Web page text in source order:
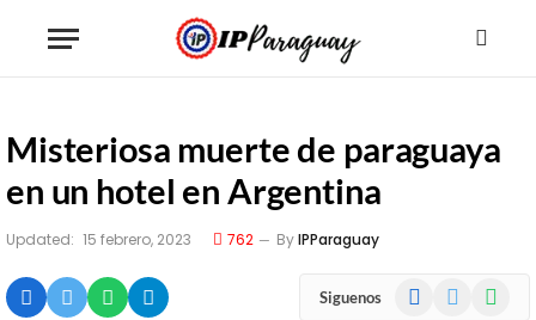
Misteriosa muerte de paraguaya
en un hotel en Argentina
Updated: 15 febrero, 2023 762 ByIPParaguay
Siguenos Facebook